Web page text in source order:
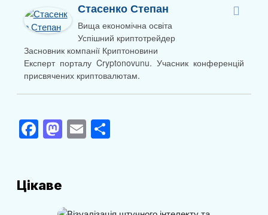
Стасенко Степан
Вища економічна освіта
Успішний криптотрейдер
Засновник компанії Криптоновини
Експерт порталу Cryptonovunu. Учасник конференцій
присвячених криптовалютам.
F
a
e
M
a
d
E
m
П
и
Цікаве